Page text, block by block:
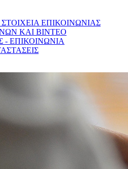
ΕΠΙΚΟΙΝΩΝΙΑΣ
ΚΑΙ ΒΙΝΤΕΟ
- ΕΠΙΚΟΙΝΩΝΙΑ